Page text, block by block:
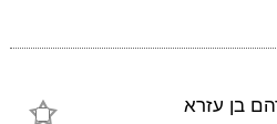
בן עזרא